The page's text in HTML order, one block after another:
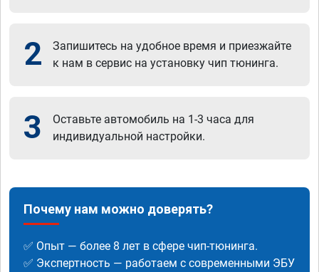
2
Запишитесь на удобное время и приезжайте
к нам в сервис на установку чип тюнинга.
3
Оставьте автомобиль на 1-3 часа для
индивидуальной настройки.
Почему нам можно доверять?
✅ Опыт — более 8 лет в сфере чип-тюнинга.
✅ Экспертность — работаем с современными ЭБУ